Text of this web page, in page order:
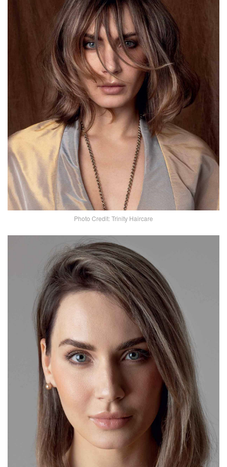
Photo Credit: Trinity Haircare